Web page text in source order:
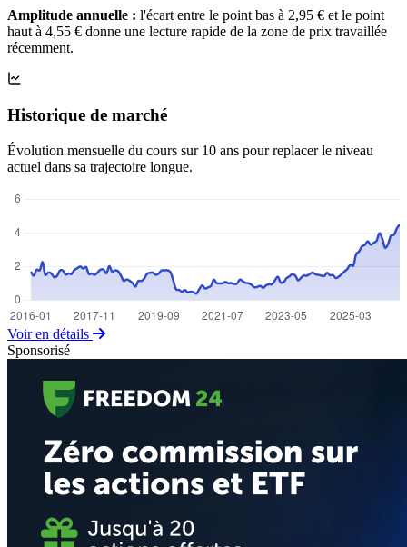
Amplitude annuelle : l'écart entre le point bas à 2,95 € et le point
haut à 4,55 € donne une lecture rapide de la zone de prix travaillée
récemment.
Historique de marché
Évolution mensuelle du cours sur 10 ans pour replacer le niveau
actuel dans sa trajectoire longue.
Voir en détails
Sponsorisé